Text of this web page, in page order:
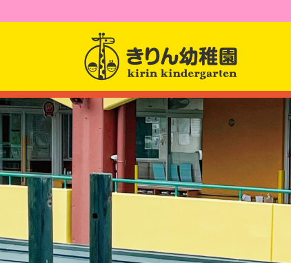
園からのお知らせ
園について
園長先生からのメッセ
課題活動